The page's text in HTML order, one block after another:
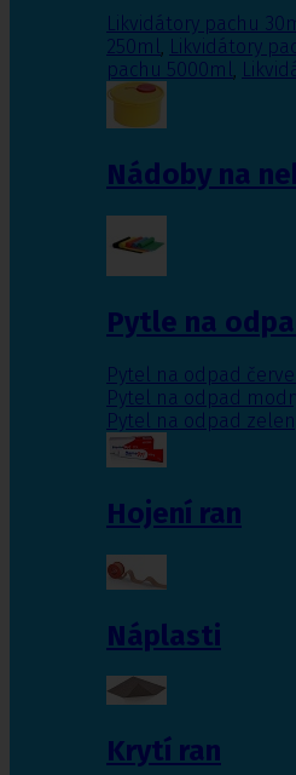
Likvidátory pachu
250ml, Likvidátory
pachu 5000ml,
Nádoby na
Pytle na
Pytel na odpad
Pytel na odpad
Pytel na odpad
Hojení ran
Náplasti
Krytí ran